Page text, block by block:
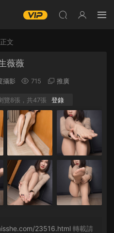
正文
薇薇
攝影 715 推廣
覽8張，共47張 登錄
23516.html 轉載請